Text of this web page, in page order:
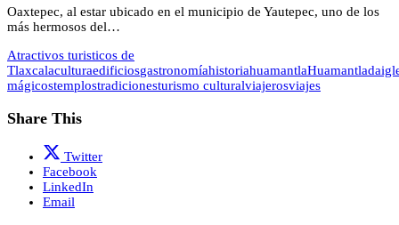
Oaxtepec, al estar ubicado en el municipio de Yautepec, uno de los
más hermosos del…
Atractivos turisticos de
TlaxcalaculturaedificiosgastronomíahistoriahuamantlaHuamantlada
mágicostemplostradicionesturismo culturalviajerosviajes
Share This
Twitter
Facebook
LinkedIn
Email